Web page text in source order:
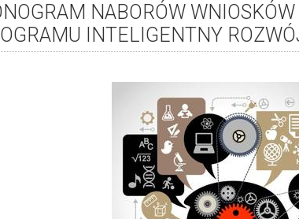
NABORÓW
INTELIGENTNY